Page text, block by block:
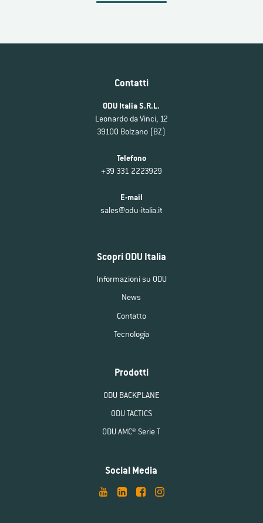
Contatti
ODU Italia S.R.L.
Leonardo da Vinci, 12
39100 Bolzano (BZ)
Telefono
+39 331 2223929
E-mail
sales@odu-italia.it
Scopri ODU Italia
Informazioni su ODU
News
Contatto
Tecnologia
Prodotti
ODU BACKPLANE
ODU TACTICS
ODU AMC® Serie T
Social Media